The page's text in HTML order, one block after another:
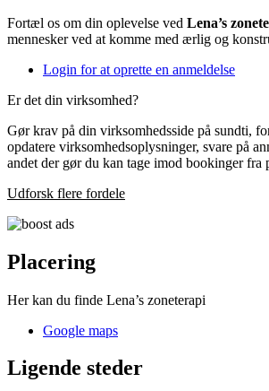
Fortæl os om din oplevelse ved Lena’s
mennesker ved at komme med ærlig og
Login for at oprette en anmeldelse
Er det din virksomhed?
Gør krav på din virksomhedsside på sundti,
opdatere virksomhedsoplysninger, svare på
andet der gør du kan tage imod bookinger fra
Udforsk flere fordele
Placering
Her kan du finde Lena’s zoneterapi
Google maps
Ligende steder